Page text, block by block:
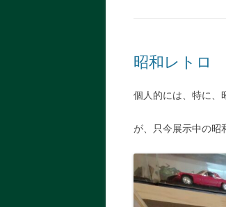
昭和レトロ
個人的には、特に、
が、只今展示中の昭